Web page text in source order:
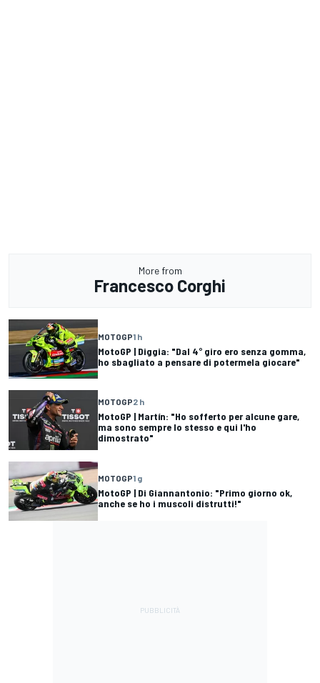
More from
Francesco Corghi
MOTOGP1 h
MotoGP | Diggia: "Dal 4° giro ero senza gomma,
ho sbagliato a pensare di potermela giocare"
MOTOGP2 h
MotoGP | Martín: "Ho sofferto per alcune gare,
ma sono sempre lo stesso e qui l'ho
dimostrato"
MOTOGP1 g
MotoGP | Di Giannantonio: "Primo giorno ok,
anche se ho i muscoli distrutti!"